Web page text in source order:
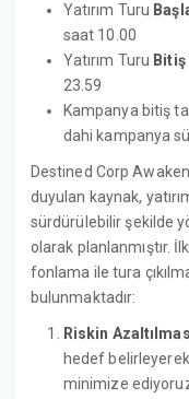
Yatırım Turu
saat 10.00
Yatırım Turu Bitiş
23.59
Kampanya bitiş
dahi kampanya
Destined Corp
duyulan kaynak,
sürdürülebilir şekilde
olarak planlanmıştır.
fonlama ile tura
bulunmaktadır:
Riskin
hedef
minimize